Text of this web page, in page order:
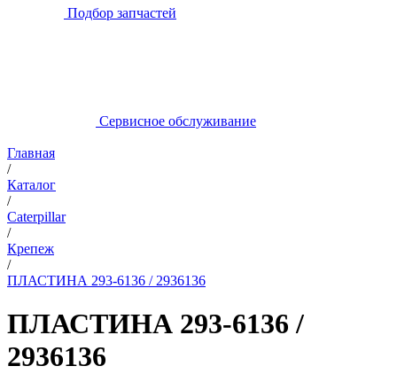
Подбор запчастей
Сервисное обслуживание
Главная
/
Каталог
/
Caterpillar
/
Крепеж
/
ПЛАСТИНА 293-6136 / 2936136
ПЛАСТИНА 293-6136 /
2936136